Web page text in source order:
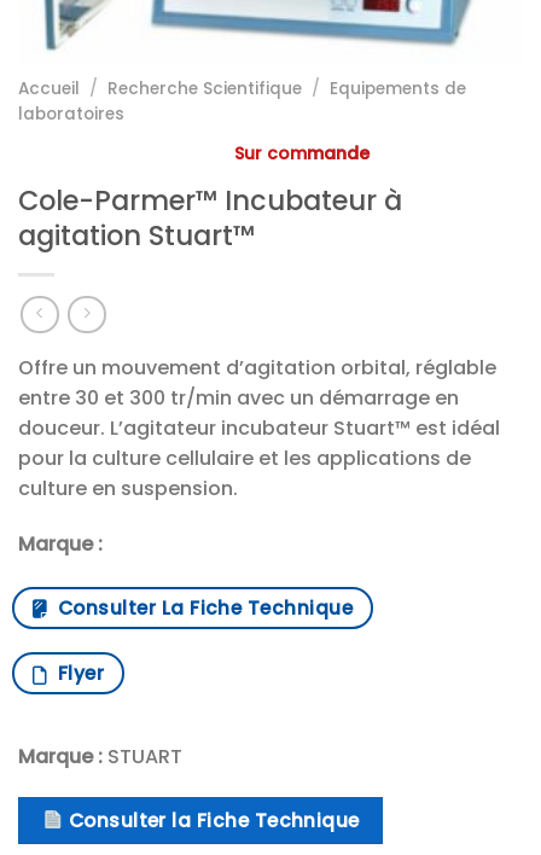
Accueil / Recherche Scientifique / Equipements de
laboratoires
Sur commande
Cole-Parmer™ Incubateur à
agitation Stuart™
Offre un mouvement d’agitation orbital, réglable
entre 30 et 300 tr/min avec un démarrage en
douceur. L’agitateur incubateur Stuart™ est idéal
pour la culture cellulaire et les applications de
culture en suspension.
Marque :
Consulter La Fiche Technique
Flyer
Marque : STUART
Consulter la Fiche Technique